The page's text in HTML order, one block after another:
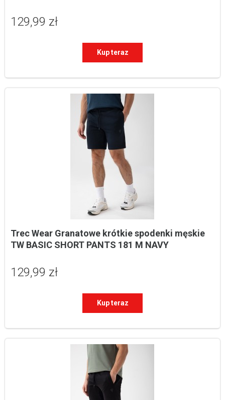
129,99 zł
Kup teraz
Trec Wear Granatowe krótkie spodenki męskie
TW BASIC SHORT PANTS 181 M NAVY
129,99 zł
Kup teraz